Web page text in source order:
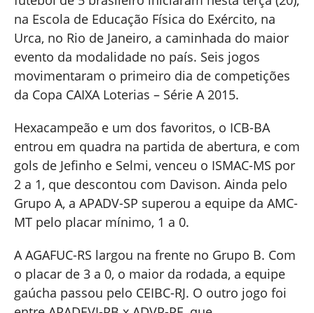
na Escola de Educação Física do Exército, na
Urca, no Rio de Janeiro, a caminhada do maior
evento da modalidade no país. Seis jogos
movimentaram o primeiro dia de competições
da Copa CAIXA Loterias – Série A 2015.
Hexacampeão e um dos favoritos, o ICB-BA
entrou em quadra na partida de abertura, e com
gols de Jefinho e Selmi, venceu o ISMAC-MS por
2 a 1, que descontou com Davison. Ainda pelo
Grupo A, a APADV-SP superou a equipe da AMC-
MT pelo placar mínimo, 1 a 0.
A AGAFUC-RS largou na frente no Grupo B. Com
o placar de 3 a 0, o maior da rodada, a equipe
gaúcha passou pelo CEIBC-RJ. O outro jogo foi